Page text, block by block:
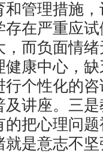
管理措施，
在严重应
而负面情
康中心，
个性化的
讲座。三
把心理问
是意志不